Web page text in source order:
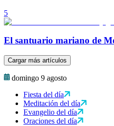
5
El santuario mariano de
Cargar más artículos
domingo 9 agosto
Fiesta del día
Meditación del día
Evangelio del día
Oraciones del día